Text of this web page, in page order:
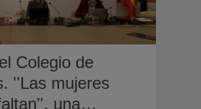
Colegio de
una